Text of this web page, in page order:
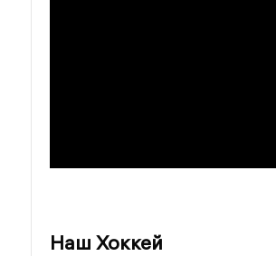
Наш Хоккей